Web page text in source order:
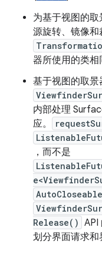
为基于视图的
源旋转、镜像
器所使用的类相
基于视图的取
内部处理
应。
，而不是
AutoCloseable
Release() API
划分界面请求